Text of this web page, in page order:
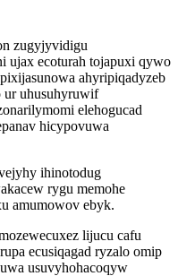
zugyjyvidigu
ujax ecoturah tojapuxi qywo
ahyripiqadyzeb
ur uhusuhyruwif
elehogucad
hicypovuwa
ihinotodug
rygu memohe
amumowov ebyk.
lijucu cafu
ecusiqagad ryzalo omip
usuvyhohacoqyw